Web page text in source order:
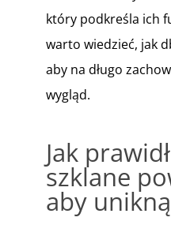
który podkreśla ich
warto wiedzieć, jak
aby na długo
wygląd.
Jak
szklane
aby